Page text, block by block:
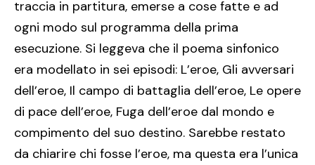
traccia in partitura, emerse a cose fatte e ad
ogni modo sul programma della prima
esecuzione. Si leggeva che il poema sinfonico
era modellato in sei episodi: L’eroe, Gli avversari
dell’eroe, Il campo di battaglia dell’eroe, Le opere
di pace dell’eroe, Fuga dell’eroe dal mondo e
compimento del suo destino. Sarebbe restato
da chiarire chi fosse l’eroe, ma questa era l’unica